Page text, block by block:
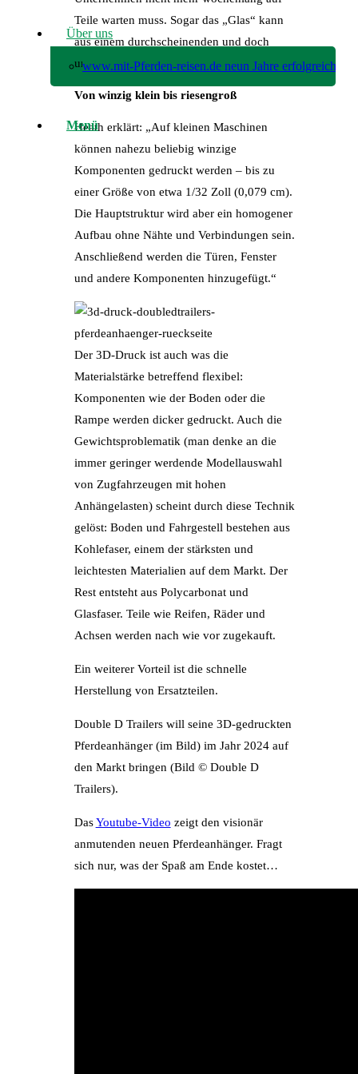
Über uns
www.mit-Pferden-reisen.de neun Jahre erfolgreich!
Menü
Teile warten muss. Sogar das „Glas“ kann
aus einem durchscheinenden und doch
unzerbrechlichen Material gedruckt werden.
Von winzig klein bis riesengroß
Heath erklärt: „Auf kleinen Maschinen
können nahezu beliebig winzige
Komponenten gedruckt werden – bis zu
einer Größe von etwa 1/32 Zoll (0,079 cm).
Die Hauptstruktur wird aber ein homogener
Aufbau ohne Nähte und Verbindungen sein.
Anschließend werden die Türen, Fenster
und andere Komponenten hinzugefügt.“
Der 3D-Druck ist auch was die
Materialstärke betreffend flexibel:
Komponenten wie der Boden oder die
Rampe werden dicker gedruckt. Auch die
Gewichtsproblematik (man denke an die
immer geringer werdende Modellauswahl
von Zugfahrzeugen mit hohen
Anhängelasten) scheint durch diese Technik
gelöst: Boden und Fahrgestell bestehen aus
Kohlefaser, einem der stärksten und
leichtesten Materialien auf dem Markt. Der
Rest entsteht aus Polycarbonat und
Glasfaser. Teile wie Reifen, Räder und
Achsen werden nach wie vor zugekauft.
Ein weiterer Vorteil ist die schnelle
Herstellung von Ersatzteilen.
Double D Trailers will seine 3D-gedruckten
Pferdeanhänger (im Bild) im Jahr 2024 auf
den Markt bringen (Bild © Double D
Trailers).
DasYoutube-Video zeigt den visionär
anmutenden neuen Pferdeanhänger. Fragt
sich nur, was der Spaß am Ende kostet…